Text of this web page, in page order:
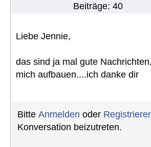
Beiträge: 40
Liebe Jennie,
das sind ja mal gute
mich aufbauen....ich danke dir
Bitte Anmelden oder
Konversation beizutreten.